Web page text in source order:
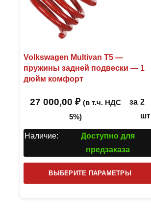
Volkswagen Multivan T5 —
пружины задней подвески — 1
дюйм комфорт
27 000,00 ₽ (в т.ч. НДС
5%)
за 2
шт
Наличие:
Доступно для
предзаказа
ВЫБЕРИТЕ ПАРАМЕТРЫ